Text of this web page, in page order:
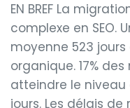
EN BREF La
complexe en SEO.
moyenne 523
organique. 17%
atteindre le niveau
jours. Les délais